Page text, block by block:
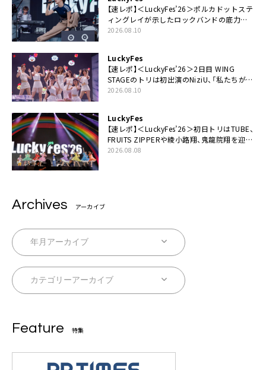
【速レポ】＜LuckyFes’26＞ポルカドットステ
ィングレイが示したロックバンドの底力
「LuckyFesのマスコットキャラクターである
2026.08.10
LuckyFes
【速レポ】＜LuckyFes’26＞2日目 WING
STAGEのトリは初出演のNiziU、「私たちが最
高の夏の思い出にしてみせます」
2026.08.10
LuckyFes
【速レポ】＜LuckyFes’26＞初日トリはTUBE、
FRUITS ZIPPERや綾小路翔、鬼龍院翔を迎え
た豪華コラボも「知ってたらぜひ一緒に歌っ
2026.08.08
Archives アーカイブ
Feature 特集